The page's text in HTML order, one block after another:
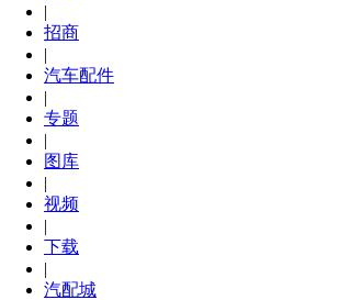
|
招商
|
汽车配件
|
专题
|
图库
|
视频
|
下载
|
汽配城